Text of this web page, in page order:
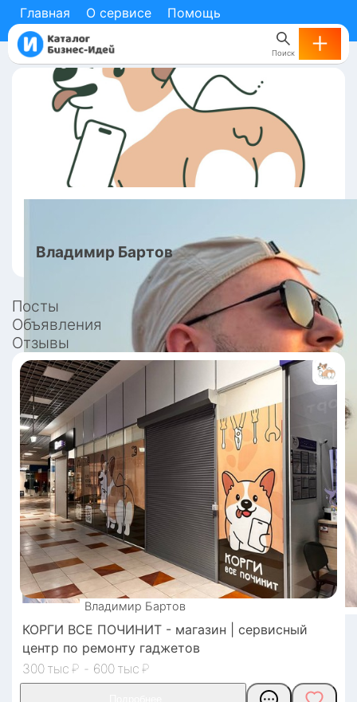
Главная О сервисе Помощь
Поиск
Владимир Бартов
Посты
Объявления
Отзывы
Владимир Бартов
КОРГИ ВСЕ ПОЧИНИТ - магазин | сервисный
центр по ремонту гаджетов
300
₽ - 600 ₽